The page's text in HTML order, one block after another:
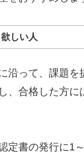
しい人
沿って、課題を
、合格した方に
定書の発行に1